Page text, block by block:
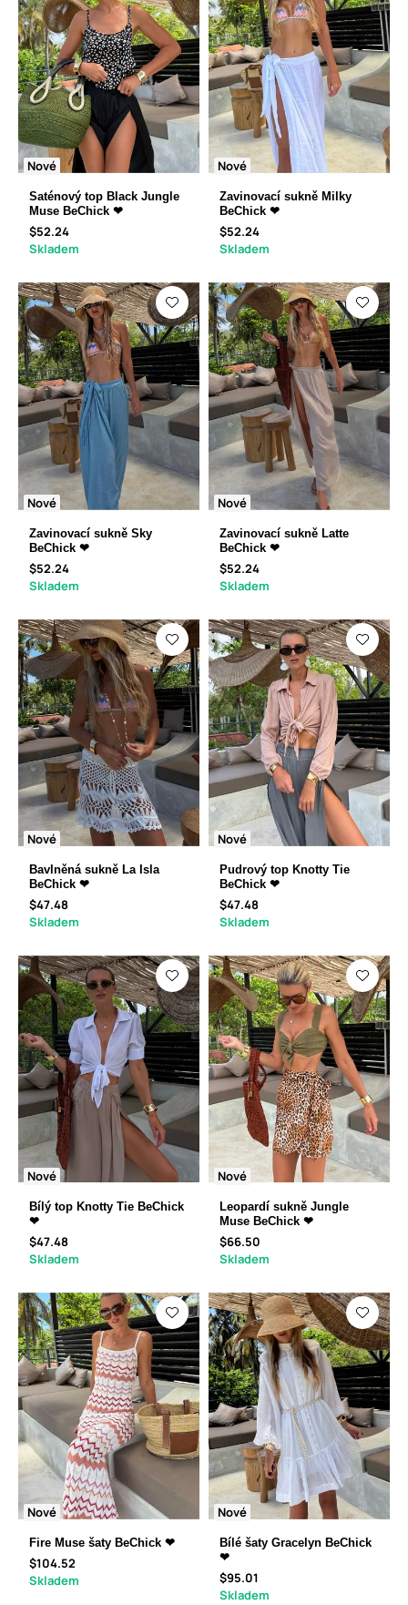
Nové
Saténový top Black Jungle
Muse BeChick ❤
$52.24
Skladem
Nové
Zavinovací sukně Milky
BeChick ❤
$52.24
Skladem
Nové
Zavinovací sukně Sky
BeChick ❤
$52.24
Skladem
Nové
Zavinovací sukně Latte
BeChick ❤
$52.24
Skladem
Nové
Bavlněná sukně La Isla
BeChick ❤
$47.48
Skladem
Nové
Pudrový top Knotty Tie
BeChick ❤
$47.48
Skladem
Nové
Bílý top Knotty Tie BeChick
❤
$47.48
Skladem
Nové
Leopardí sukně Jungle
Muse BeChick ❤
$66.50
Skladem
Nové
Fire Muse šaty BeChick ❤
$104.52
Skladem
Nové
Bílé šaty Gracelyn BeChick
❤
$95.01
Skladem